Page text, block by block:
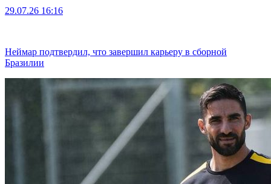
29.07.26 16:16
Неймар подтвердил, что завершил карьеру в сборной
Бразилии